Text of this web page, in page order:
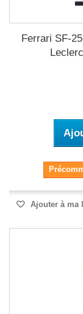
Ferrari SF-
Ajouter à ma